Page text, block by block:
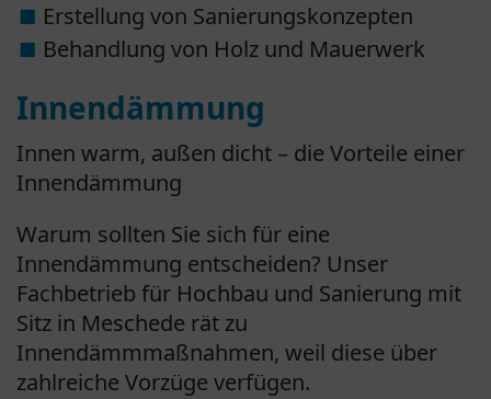
Erstellung von Sanierungskonzepten
Behandlung von Holz und Mauerwerk
Innendämmung
Innen warm, außen dicht – die Vorteile einer
Innendämmung
Warum sollten Sie sich für eine
Innendämmung entscheiden? Unser
Fachbetrieb für Hochbau und Sanierung mit
Sitz in Meschede rät zu
Innendämmmaßnahmen, weil diese über
zahlreiche Vorzüge verfügen.